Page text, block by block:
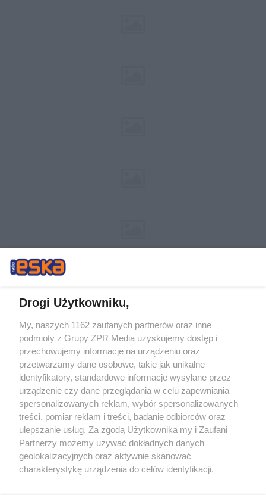
Żaden utwór zamieszczony w serwisie nie może być powielany i
rozpowszechniany lub dalej rozpowszechniany w jakikolwiek sposób (w
tym także elektroniczny lub mechaniczny) na jakimkolwiek polu
eksploatacji w jakiejkolwiek formie, włącznie z umieszczaniem w
Internecie bez pisemnej zgody właściciela praw. Jakiekolwiek użycie lub
wykorzystanie utworów w całości lub w części z naruszeniem prawa,
tzn. bez właściwej zgody, jest zabronione pod groźbą kary i może być
ścigane prawnie.
Drogi Użytkowniku,
My, naszych 1162 zaufanych partnerów oraz inne
podmioty z Grupy ZPR Media uzyskujemy dostęp i
przechowujemy informacje na urządzeniu oraz
przetwarzamy dane osobowe, takie jak unikalne
identyfikatory, standardowe informacje wysyłane przez
urządzenie czy dane przeglądania w celu zapewniania
spersonalizowanych reklam, wybór spersonalizowanych
treści, pomiar reklam i treści, badanie odbiorców oraz
ulepszanie usług. Za zgodą Użytkownika my i Zaufani
Partnerzy możemy używać dokładnych danych
geolokalizacyjnych oraz aktywnie skanować
charakterystykę urządzenia do celów identyfikacji.